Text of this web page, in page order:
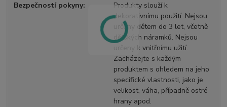
Bezpečností pokyny
Produkty slouží k
dekorativnímu použití. Nejsou
určeny dětem do 3 let, včetně
dětských náramků. Nejsou
určeny k vnitřnímu užití.
Zacházejte s každým
produktem s ohledem na jeho
specifické vlastnosti, jako je
velikost, váha, případně ostré
hrany apod.